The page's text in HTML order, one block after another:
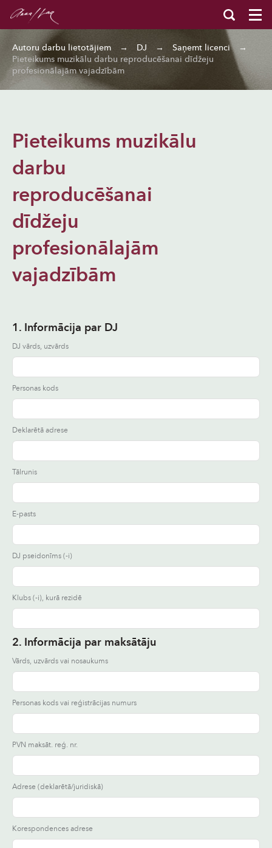
Autoru darbu lietotājiem → DJ → Saņemt licenci
→
Pieteikums muzikālu darbu reproducēšanai dīdžeju
profesionālajām vajadzībām
Pieteikums muzikālu
darbu
reproducēšanai
dīdžeju
profesionālajām
vajadzībām
1. Informācija par DJ
DJ vārds, uzvārds
Personas kods
Deklarētā adrese
Tālrunis
E-pasts
DJ pseidonīms (-i)
Klubs (-i), kurā rezidē
2. Informācija par maksātāju
Vārds, uzvārds vai nosaukums
Personas kods vai reģistrācijas numurs
PVN maksāt. reģ. nr.
Adrese (deklarētā/juridiskā)
Korespondences adrese